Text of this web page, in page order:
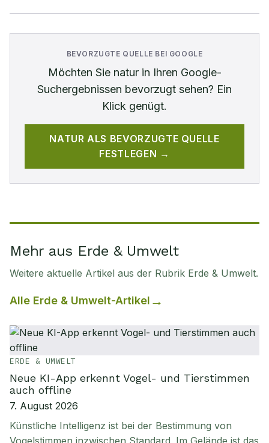
BEVORZUGTE QUELLE BEI GOOGLE
Möchten Sie naturin Ihren Google-
Suchergebnissen bevorzugt sehen? Ein
Klick genügt.
NATUR ALS BEVORZUGTE QUELLE
FESTLEGEN →
Mehr aus Erde & Umwelt
Weitere aktuelle Artikel aus der Rubrik Erde & Umwelt.
Alle Erde & Umwelt-Artikel
ERDE & UMWELT
Neue KI-App erkennt Vogel- und Tierstimmen
auch offline
7. August 2026
Künstliche Intelligenz ist bei der Bestimmung von
Vogelstimmen inzwischen Standard. Im Gelände ist das